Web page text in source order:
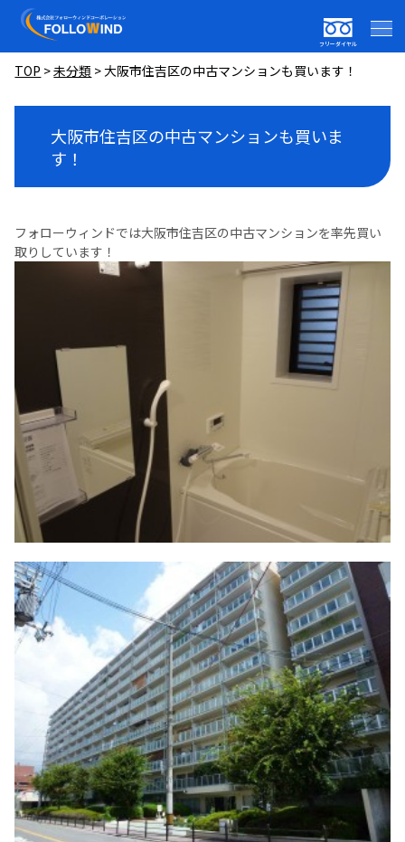
フリーダイヤル
TOP >未分類 >大阪市住吉区の中古マンションも買います！
大阪市住吉区の中古マンションも買いま
す！
フォローウィンドでは大阪市住吉区の中古マンションを率先買い
取りしています！